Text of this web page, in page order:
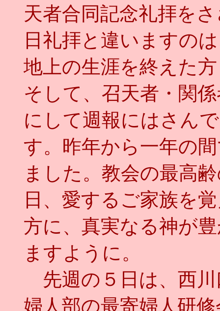
天者合同記念礼拝を
日礼拝と違いますの
地上の生涯を終えた
そして、召天者・関
にして週報にはさん
す。昨年から一年の
ました。教会の最高
日、愛するご家族を
方に、真実なる神が
ますように。
先週の５日は、西川
婦人部の最寄婦人研